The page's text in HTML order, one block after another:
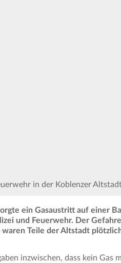
in der Koblenzer
ein Gasaustritt auf einer
und Feuerwehr. Der
Teile der Altstadt
inzwischen, dass kein Gas